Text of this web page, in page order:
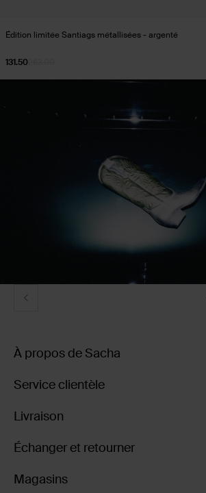
Édition limitée Santiags métallisées - argenté
131.50
À propos de Sacha
Service clientèle
Livraison
Échanger et retourner
Magasins